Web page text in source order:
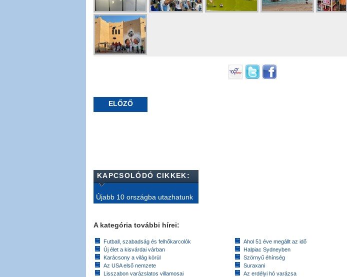
ELŐZŐ
KAPCSOLÓDÓ CIKKEK:
Újabb 10 országba utazhatunk
A kategória további hírei:
Futball, szabadság és felhőkarcolók
Új élet a kisvárdai várban
Karácsony a világ körül
Az USA első nemzete
Lisszabon varázslatos villamosai
Ahol 51 éve megállt az idő
Halpiac Sydneyben
Szörnyű éhínség
Suraxani
Az erdélyi hó varázsa